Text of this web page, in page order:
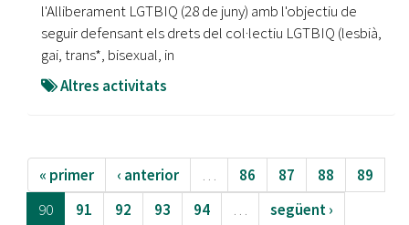
l'Alliberament LGTBIQ (28 de juny) amb l'objectiu de
seguir defensant els drets del col·lectiu LGTBIQ (lesbià,
gai, trans*, bisexual, in
Altres activitats
« primer ‹ anterior … 86 87 88
89
90
91 92 93 94 …
següent ›